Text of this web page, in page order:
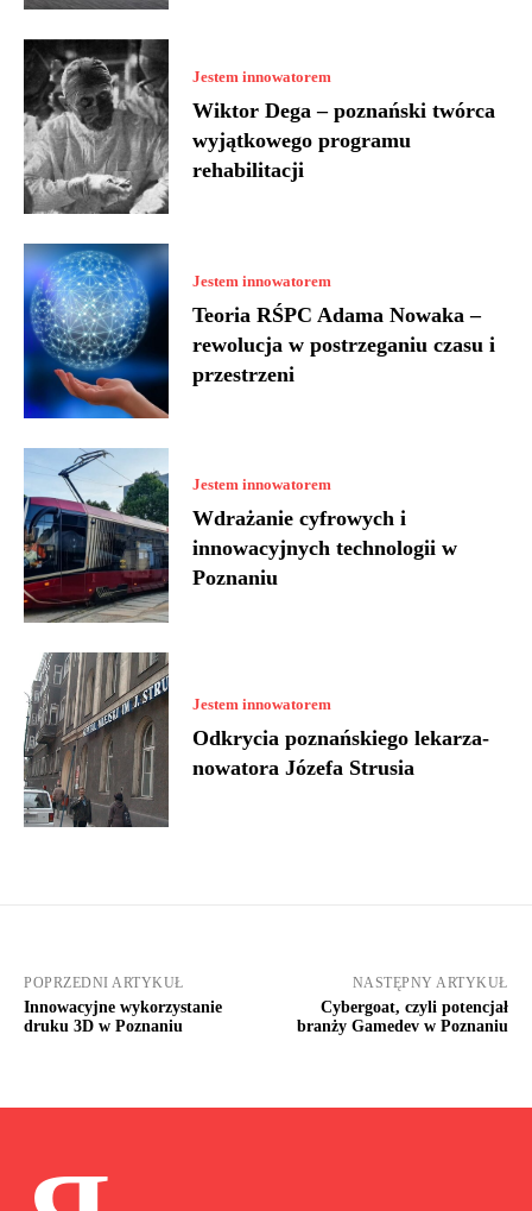
Jestem innowatorem
Wiktor Dega – poznański twórca
wyjątkowego programu
rehabilitacji
Jestem innowatorem
Teoria RŚPC Adama Nowaka –
rewolucja w postrzeganiu czasu i
przestrzeni
Jestem innowatorem
Wdrażanie cyfrowych i
innowacyjnych technologii w
Poznaniu
Jestem innowatorem
Odkrycia poznańskiego lekarza-
nowatora Józefa Strusia
POPRZEDNI ARTYKUŁ
Innowacyjne wykorzystanie
druku 3D w Poznaniu
NASTĘPNY ARTYKUŁ
Cybergoat, czyli potencjał
branży Gamedev w Poznaniu